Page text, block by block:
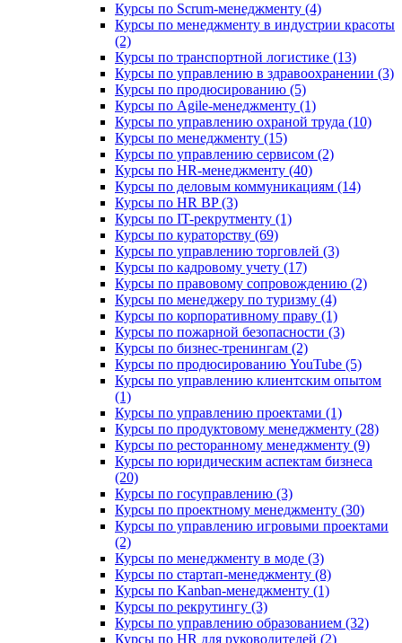
Курсы по Scrum-менеджменту (4)
Курсы по менеджменту в индустрии красоты
(2)
Курсы по транспортной логистике (13)
Курсы по управлению в здравоохранении (3)
Курсы по продюсированию (5)
Курсы по Agile-менеджменту (1)
Курсы по управлению охраной труда (10)
Курсы по менеджменту (15)
Курсы по управлению сервисом (2)
Курсы по HR-менеджменту (40)
Курсы по деловым коммуникациям (14)
Курсы по HR BP (3)
Курсы по IT-рекрутменту (1)
Курсы по кураторству (69)
Курсы по управлению торговлей (3)
Курсы по кадровому учету (17)
Курсы по правовому сопровождению (2)
Курсы по менеджеру по туризму (4)
Курсы по корпоративному праву (1)
Курсы по пожарной безопасности (3)
Курсы по бизнес-тренингам (2)
Курсы по продюсированию YouTube (5)
Курсы по управлению клиентским опытом
(1)
Курсы по управлению проектами (1)
Курсы по продуктовому менеджменту (28)
Курсы по ресторанному менеджменту (9)
Курсы по юридическим аспектам бизнеса
(20)
Курсы по госуправлению (3)
Курсы по проектному менеджменту (30)
Курсы по управлению игровыми проектами
(2)
Курсы по менеджменту в моде (3)
Курсы по стартап-менеджменту (8)
Курсы по Kanban-менеджменту (1)
Курсы по рекрутингу (3)
Курсы по управлению образованием (32)
Курсы по HR для руководителей (2)